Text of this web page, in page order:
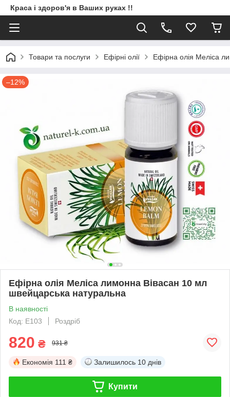
Краса і здоров'я в Ваших руках !!
Товари та послуги Ефірні олії Ефірна олія Меліса
–12%
Ефірна олія Меліса лимонна Вівасан 10 мл
швейцарська натуральна
В наявності
Код: Е103
Роздріб
820 ₴ 931 ₴
Економія 111 ₴ Залишилось 10 днів
Купити